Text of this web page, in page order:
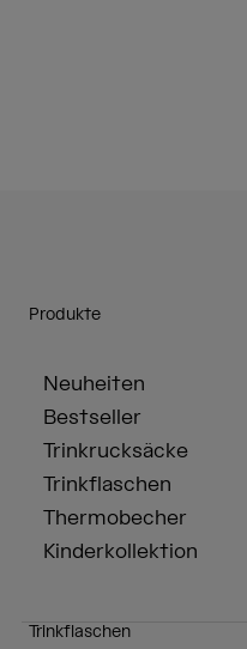
Produkte
Neuheiten
Bestseller
Trinkrucksäcke
Trinkflaschen
Thermobecher
Kinderkollektion
Trinkflaschen